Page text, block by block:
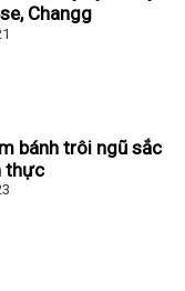
Changg
bánh trôi ngũ sắc
thực